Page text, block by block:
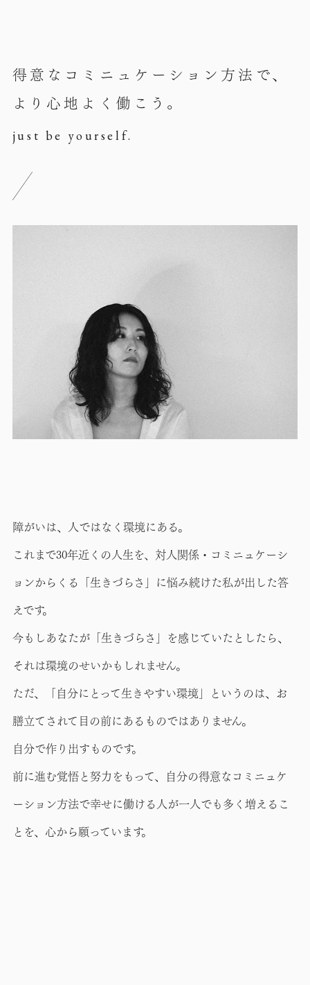
得意なコミニュケーション方法で、
より心地よく働こう。
just be yourself.
障がいは、人ではなく環境にある。
これまで30年近くの人生を、対人関係・コミニュケーシ
ョンからくる「生きづらさ」に悩み続けた私が出した答
えです。
今もしあなたが「生きづらさ」を感じていたとしたら、
それは環境のせいかもしれません。
ただ、「自分にとって生きやすい環境」というのは、お
膳立てされて目の前にあるものではありません。
自分で作り出すものです。
前に進む覚悟と努力をもって、自分の得意なコミニュケ
ーション方法で幸せに働ける人が一人でも多く増えるこ
とを、心から願っています。